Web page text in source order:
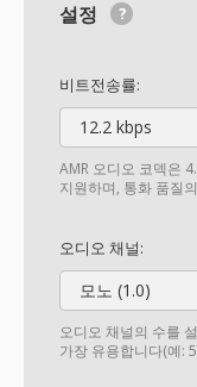
설정
비트전송률:
12.2 kbps
AMR 오디오 코덱은
지원하며, 통화 품질
오디오 채널:
모노 (1.0)
오디오 채널의 수를
가장 유용합니다(예: